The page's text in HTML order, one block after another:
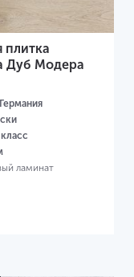
плитка
Дуб Модера
Германия
ламинат